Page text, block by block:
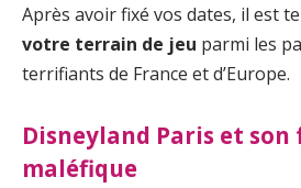
Après avoir fixé vos dates, il est
votre terrain de jeu parmi les
terrifiants de France et d’Europe.
Disneyland Paris et
maléfique